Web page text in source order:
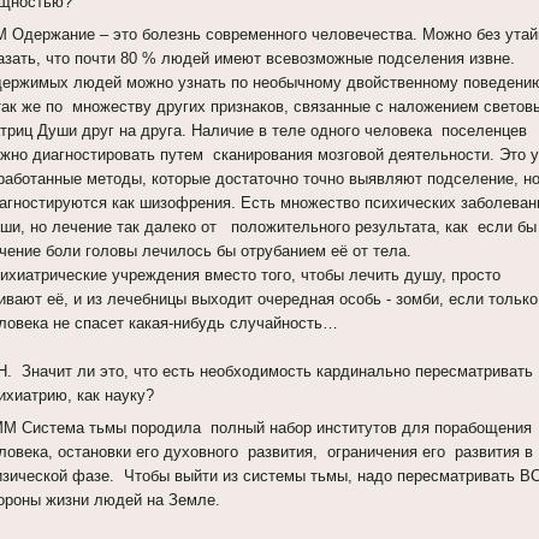
Одержание – это болезнь современного человечества. Можно без
что почти 80 % людей имеют всевозможные подселения извне.
людей можно узнать по необычному двойственному
же по множеству других признаков, связанные с наложением
Души друг на друга. Наличие в теле одного человека поселенцев
диагностировать путем сканирования мозговой деятельности. Это
методы, которые достаточно точно выявляют подселение, но
как шизофрения. Есть множество психических
но лечение так далеко от положительного результата, как если бы
боли головы лечилось бы отрубанием её от тела.
учреждения вместо того, чтобы лечить душу, просто
её, и из лечебницы выходит очередная особь - зомби, если только
не спасет какая-нибудь случайность…
Значит ли это, что есть необходимость кардинально пересматривать
как науку?
Система тьмы породила полный набор институтов для порабощения
остановки его духовного развития, ограничения его развития в
фазе. Чтобы выйти из системы тьмы, надо пересматривать
жизни людей на Земле.